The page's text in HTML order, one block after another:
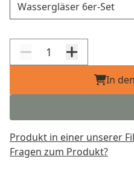
In
Produkt in einer unserer
Fragen zum Produkt?